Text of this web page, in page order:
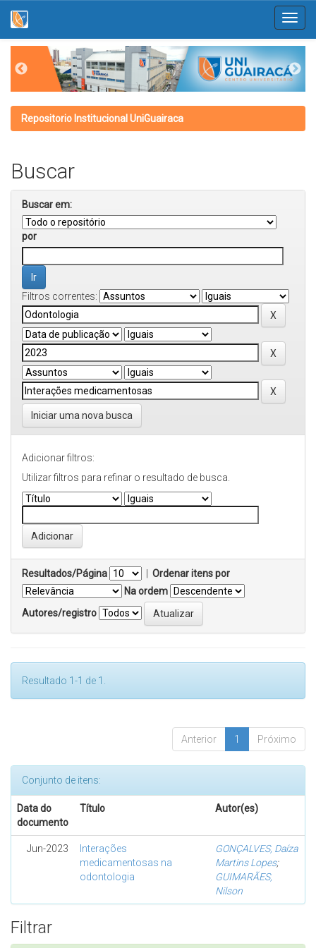
navigation
Repositorio Institucional UniGuairaca
Buscar
Buscar em:
por
Filtros correntes:
Iniciar uma nova busca
Adicionar filtros:
Utilizar filtros para refinar o resultado de busca.
Resultados/Página
Ordenar itens por
Na ordem
Autores/registro
Resultado 1-1 de 1.
Anterior 1 Próximo
Conjunto de itens:
Data do
documento
Título Autor(es)
Jun-2023
Interações
medicamentosas na
odontologia
GONÇALVES, Daíza
Martins Lopes;
GUIMARÃES,
Nilson
Filtrar